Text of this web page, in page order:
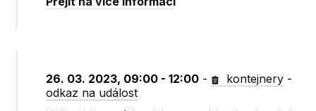
26. 03. 2023, 09:00 - 12:00 - kontejnery -
odkaz na událost